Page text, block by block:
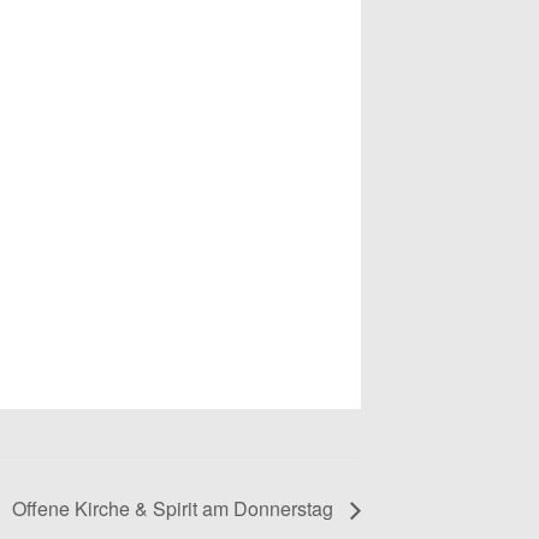
Offene Kirche & Spirit am Donnerstag